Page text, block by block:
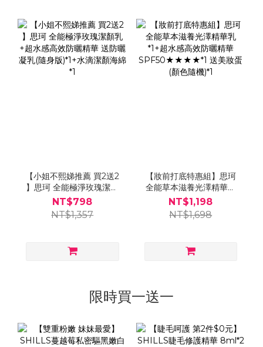
【小姐不熙娣推薦 買2送2
】思珂 全能極淨玫瑰潔顏
乳+超水感高效防曬精華
送防曬凝乳(隨身版)*1+水
滴潔顏海綿*1
NT$798
NT$1,357
【妝前打底特惠組】思珂
全能草本滋養光澤精華乳
*1+超水感高效防曬精華
SPF50★★★★*1 送美妝
蛋(顏色隨機)*1
NT$1,198
NT$1,698
限時買一送一